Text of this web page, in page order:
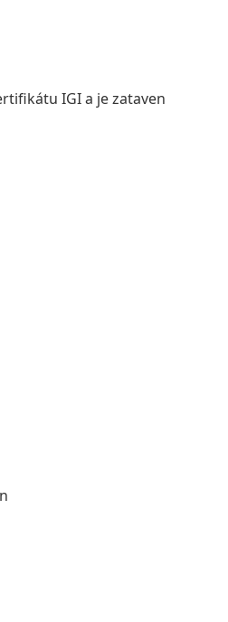
IGI a je zataven